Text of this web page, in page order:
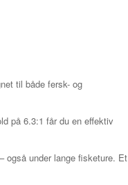
til både fersk- og
på 6.3:1 får du en effektiv
også under lange fisketure. Et